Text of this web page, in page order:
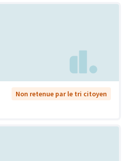
Non retenue par le tri citoyen